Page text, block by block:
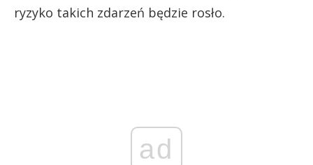
ryzyko takich zdarzeń będzie rosło.
ad